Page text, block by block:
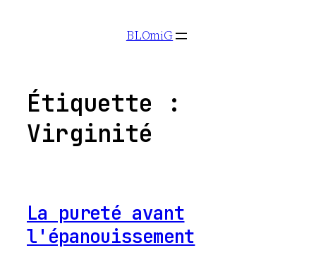
BLOmiG
Étiquette :
Virginité
La pureté avant
l'épanouissement